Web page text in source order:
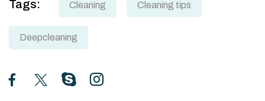
Tags: Cleaning Cleaning tips
Deepcleaning